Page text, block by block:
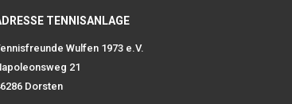
TENNISANLAGE
Wulfen 1973 e.V.
21
Dorsten